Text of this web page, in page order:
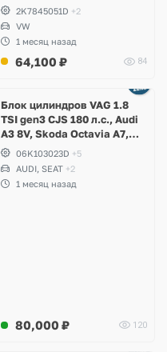
2K7845051D +2
VW
1 месяц назад
64,100 ₽ 84
Блок цилиндров VAG 1.8
TSI gen3 CJS 180 л.с., Audi
A3 8V, Skoda Octavia A7,
Superb, Volkswagen Passat
B8, Golf VII Alltrack, Seat
Leon
06K103023D +5
AUDI, SEAT +2
1 месяц назад
80,000 ₽ 120